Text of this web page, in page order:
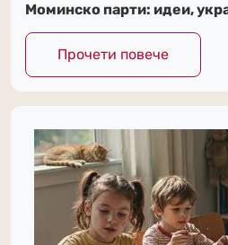
Моминско парти: идеи,
Прочети повече